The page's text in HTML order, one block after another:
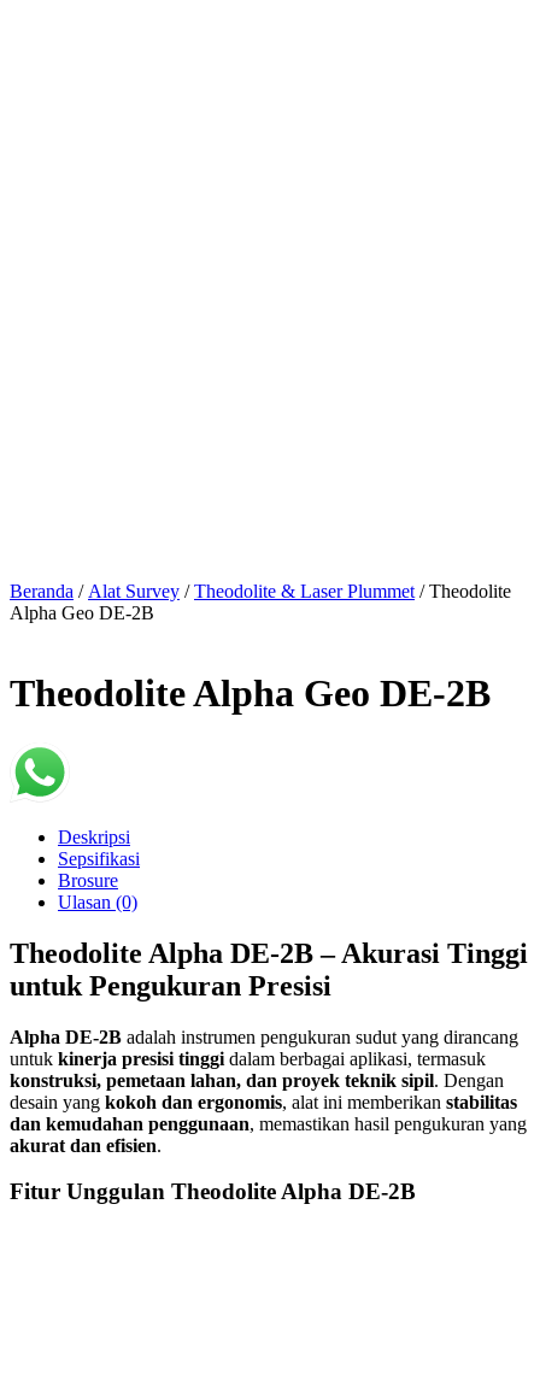
Beranda / Alat Survey /Theodolite & Laser Plummet / Theodolite
Alpha Geo DE-2B
Theodolite Alpha Geo DE-2B
Deskripsi
Sepsifikasi
Brosure
Ulasan (0)
Theodolite Alpha DE-2B – Akurasi Tinggi
untuk Pengukuran Presisi
Alpha DE-2B adalah instrumen pengukuran sudut yang dirancang
untuk kinerja presisi tinggi dalam berbagai aplikasi, termasuk
konstruksi, pemetaan lahan, dan proyek teknik sipil. Dengan
desain yang kokoh dan ergonomis, alat ini memberikan stabilitas
dan kemudahan penggunaan, memastikan hasil pengukuran yang
akurat dan efisien.
Fitur Unggulan Theodolite Alpha DE-2B